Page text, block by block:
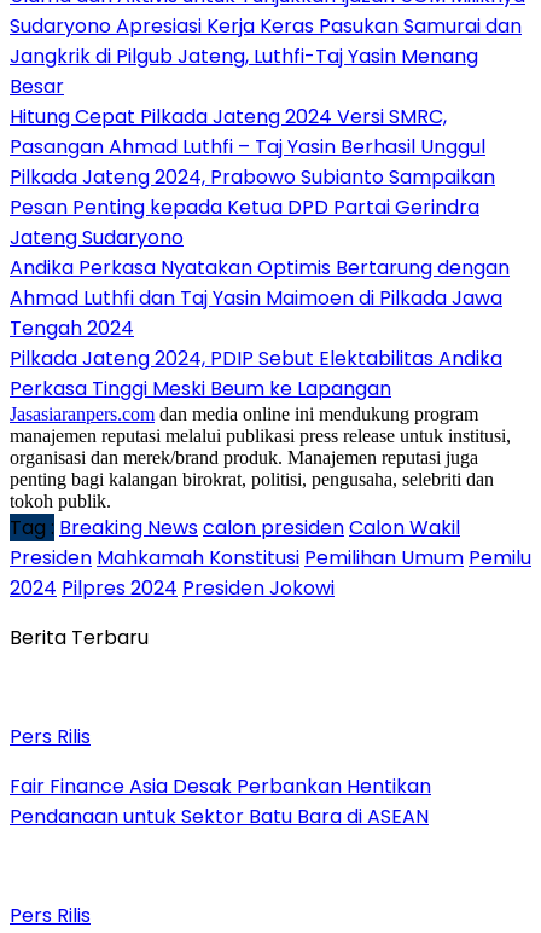
Sudaryono Apresiasi Kerja Keras Pasukan Samurai dan
Jangkrik di Pilgub Jateng, Luthfi-Taj Yasin Menang
Besar
Hitung Cepat Pilkada Jateng 2024 Versi SMRC,
Pasangan Ahmad Luthfi – Taj Yasin Berhasil Unggul
Pilkada Jateng 2024, Prabowo Subianto Sampaikan
Pesan Penting kepada Ketua DPD Partai Gerindra
Jateng Sudaryono
Andika Perkasa Nyatakan Optimis Bertarung dengan
Ahmad Luthfi dan Taj Yasin Maimoen di Pilkada Jawa
Tengah 2024
Pilkada Jateng 2024, PDIP Sebut Elektabilitas Andika
Perkasa Tinggi Meski Beum ke Lapangan
Jasasiaranpers.com dan media online ini mendukung program
manajemen reputasi melalui publikasi press release untuk institusi,
organisasi dan merek/brand produk. Manajemen reputasi juga
penting bagi kalangan birokrat, politisi, pengusaha, selebriti dan
tokoh publik.
Tag : Breaking Newscalon presidenCalon Wakil
Presiden Mahkamah Konstitusi Pemilihan Umum Pemilu
2024 Pilpres 2024 Presiden Jokowi
Berita Terbaru
Pers Rilis
Fair Finance Asia Desak Perbankan Hentikan
Pendanaan untuk Sektor Batu Bara di ASEAN
Pers Rilis